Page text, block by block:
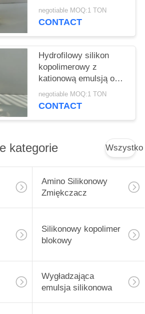
Słaba kationowa
emulsja
negotiable MOQ:1 TON
CONTACT
Hydrofilowy silikon
kopolimerowy z
kationową emulsją o
wysokiej masie
cząsteczkowej
negotiable MOQ:1 TON
CONTACT
kategorie Wszystko
Amino Silikonowy
Zmiękczacz
Silikonowy kopolimer
blokowy
Wygładzająca
emulsja silikonowa